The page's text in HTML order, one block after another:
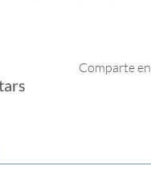
Comparte en